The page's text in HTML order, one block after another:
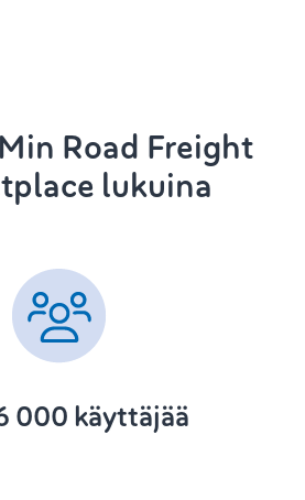
Road Freight
lukuina
000 käyttäjää